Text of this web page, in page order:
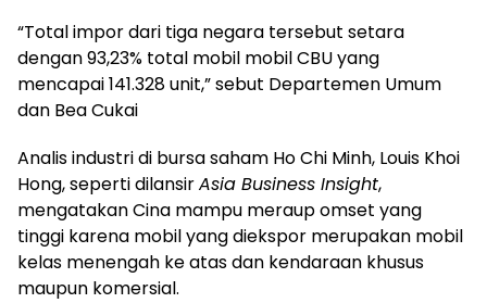
“Total impor dari tiga negara tersebut setara
dengan 93,23% total mobil mobil CBU yang
mencapai 141.328 unit,” sebut Departemen Umum
dan Bea Cukai
Analis industri di bursa saham Ho Chi Minh, Louis Khoi
Hong, seperti dilansirAsia Business Insight,
mengatakan Cina mampu meraup omset yang
tinggi karena mobil yang diekspor merupakan mobil
kelas menengah ke atas dan kendaraan khusus
maupun komersial.